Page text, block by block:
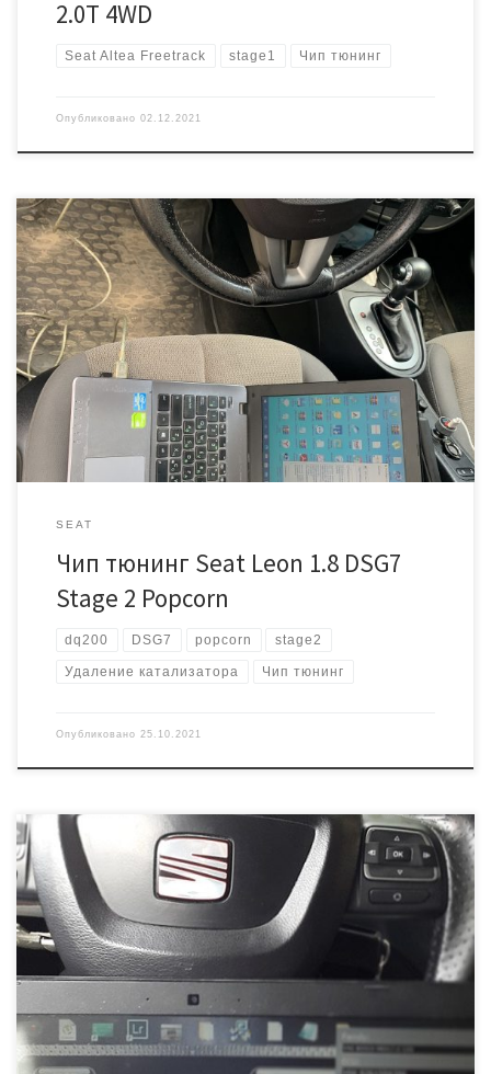
2.0T 4WD
Seat Altea Freetrack stage1 Чип тюнинг
Опубликовано 02.12.2021
Автомобиль Сеат Леон 12 года выпуска с роботизированной
коробкой передач DSG7 (dq200). Сделали stage 2 с
оптимизированным начальным крутящим моментом под «сухую»
коробку передач. Добавили эффект «отстрелов» на сбросе газа.
SEAT
Чип тюнинг Seat Leon 1.8 DSG7
Stage 2 Popcorn
dq200 DSG7 popcorn stage2
Удаление катализатора Чип тюнинг
Опубликовано 25.10.2021
Автомобиль Сеат Леон с мотором 1,4 турбо ( CAXC) Вырезаны
катализаторы, из за чего были ошибки по второму лямбда
зонду. Также стояла задача увеличить мощность двигателя ЭБУ
Bosch Med17.5.20 (03C906022AQ). Читали и писали прошивку через
диагностический разъем, не вскрывая блок. Прибавка 30-50
лошадиных сил (зависит от пожеланий клиента). На выходе
получается […]